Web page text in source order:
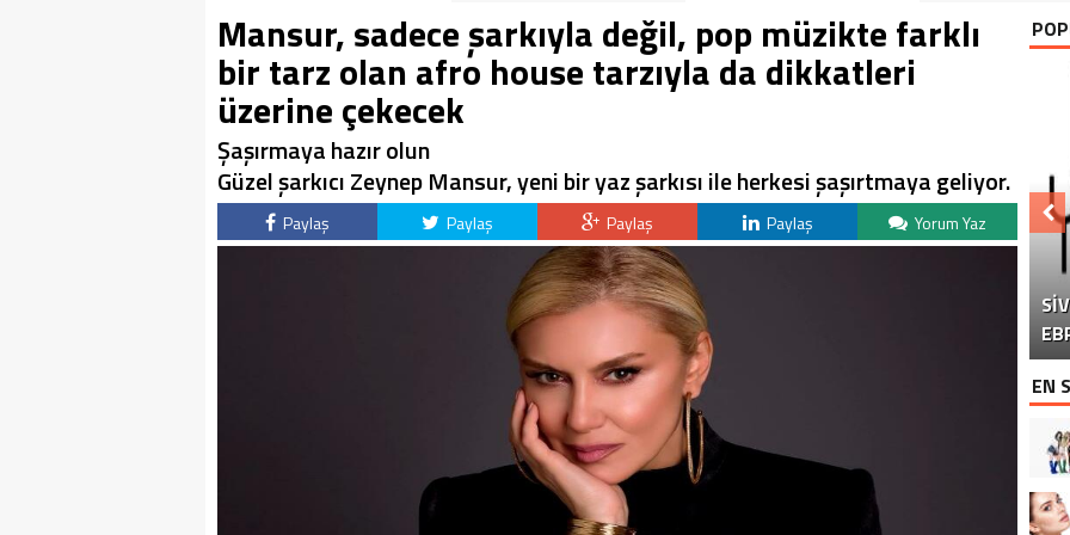
Mansur, sadece şarkıyla değil, pop müzikte farklı
bir tarz olan afro house tarzıyla da dikkatleri
üzerine çekecek
Şaşırmaya hazır olun
Güzel şarkıcı Zeynep Mansur, yeni bir yaz şarkısı ile herkesi şaşırtmaya geliyor.
Paylaş Paylaş Paylaş Paylaş Yorum Yaz
EN